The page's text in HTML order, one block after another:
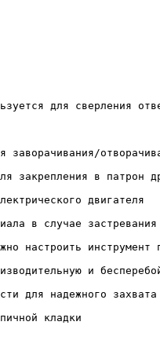
для сверления
закрепления в патрон
двигателя
в случае застревания
настроить инструмент
и
для надежного
кладки